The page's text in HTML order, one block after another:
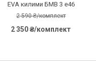
EVA килими БМВ 3 е46
2 590 ₴/комплект
2 350 ₴/комплект